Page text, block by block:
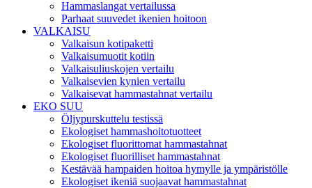
Hammaslangat vertailussa
Parhaat suuvedet ikenien hoitoon
VALKAISU
Valkaisun kotipaketti
Valkaisumuotit kotiin
Valkaisuliuskojen vertailu
Valkaisevien kynien vertailu
Valkaisevat hammastahnat vertailu
EKO SUU
Öljypurskuttelu testissä
Ekologiset hammashoitotuotteet
Ekologiset fluorittomat hammastahnat
Ekologiset fluorilliset hammastahnat
Kestävää hampaiden hoitoa hymylle ja ympäristölle
Ekologiset ikeniä suojaavat hammastahnat